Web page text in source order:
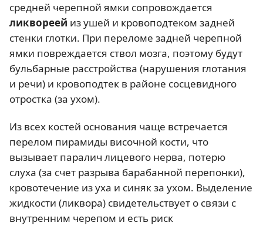
средней черепной ямки сопровождается
ликвореей из ушей и кровоподтеком задней
стенки глотки. При переломе задней черепной
ямки повреждается ствол мозга, поэтому будут
бульбарные расстройства (нарушения глотания
и речи) и кровоподтек в районе сосцевидного
отростка (за ухом).
Из всех костей основания чаще встречается
перелом пирамиды височной кости, что
вызывает паралич лицевого нерва, потерю
слуха (за счет разрыва барабанной перепонки),
кровотечение из уха и синяк за ухом. Выделение
жидкости (ликвора) свидетельствует о связи с
внутренним черепом и есть риск